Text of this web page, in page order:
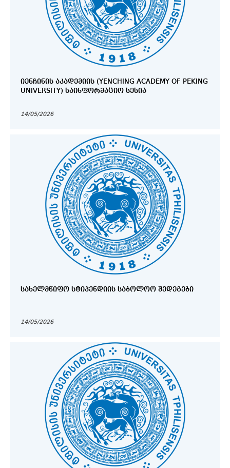
ᲘᲔᲜᲩᲘᲜᲘᲡ ᲐᲙᲐᲓᲔᲛᲘᲘᲡ (YENCHING ACADEMY OF PEKING
UNIVERSITY) ᲡᲐᲘᲜᲤᲝᲠᲛᲐᲪᲘᲝ ᲡᲔᲡᲘᲐ
14/05/2026
ᲡᲐᲮᲔᲚᲛᲬᲘᲤᲝ ᲡᲢᲘᲞᲔᲜᲓᲘᲘᲡ ᲡᲐᲑᲝᲚᲝᲝ ᲨᲔᲓᲔᲒᲔᲑᲘ
14/05/2026